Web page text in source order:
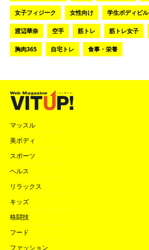
女子フィジーク 女性向け 学生ボディビル
渡辺華奈 空手 筋トレ 筋トレ女子
胸肉365 自宅トレ 食事・栄養
マッスル
美ボディ
スポーツ
ヘルス
リラックス
キッズ
格闘技
フード
ファッション